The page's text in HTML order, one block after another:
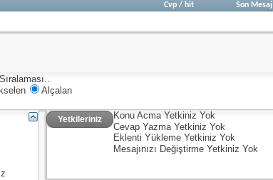
Cvp / hit Son Mesaj
Alçalan
Yetkileriniz Konu Acma Yetkiniz Yok
Cevap Yazma Yetkiniz Yok
Eklenti Yükleme Yetkiniz Yok
Mesajınızı Değiştirme Yetkiniz Yok